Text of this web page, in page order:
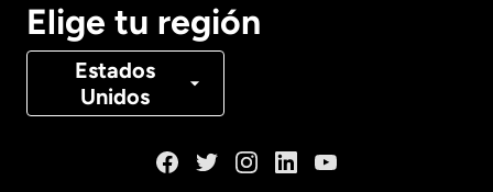
Elige tu región
Estados
Unidos
Canadá Français